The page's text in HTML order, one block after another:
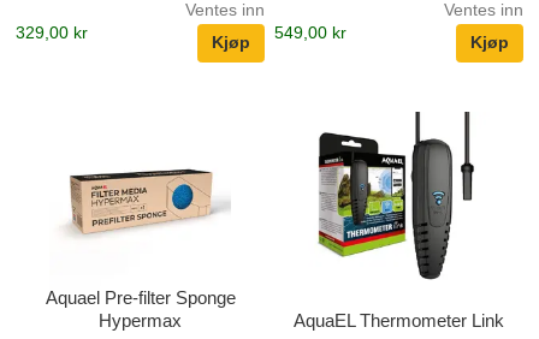
Ventes inn
329,00 kr
Ventes inn
549,00 kr
Aquael Pre-filter Sponge
Hypermax
AquaEL Thermometer Link